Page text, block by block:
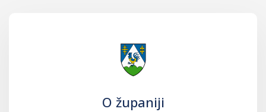
O županiji